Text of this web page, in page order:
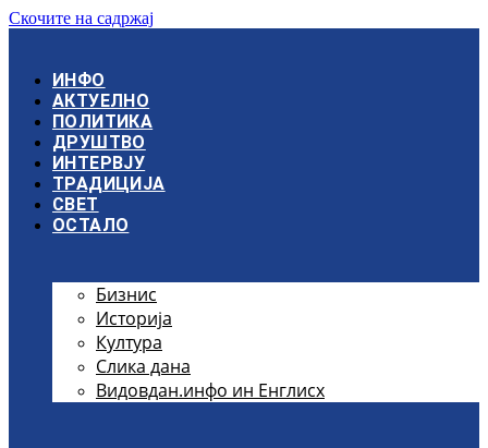
Скочите на садржај
ИНФО
АКТУЕЛНО
ПОЛИТИКА
ДРУШТВО
ИНТЕРВЈУ
ТРАДИЦИЈА
СВЕТ
ОСТАЛО
Бизнис
Историја
Култура
Слика дана
Видовдан.инфо ин Енглисх